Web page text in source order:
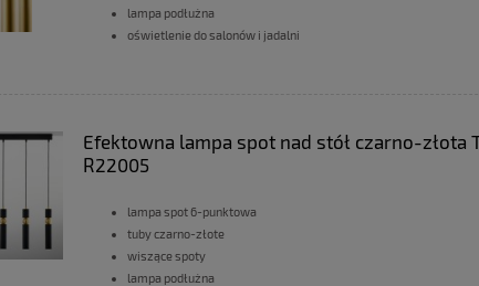
lampa podłużna
oświetlenie do salonów i jadalni
Efektowna lampa spot nad stół czarno-złota
R22005
lampa spot 6-punktowa
tuby czarno-złote
wiszące spoty
lampa podłużna